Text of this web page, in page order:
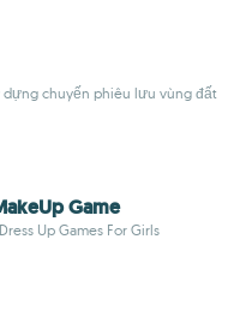
dựng chuyến phiêu lưu vùng đất
Game
Up Games For Girls